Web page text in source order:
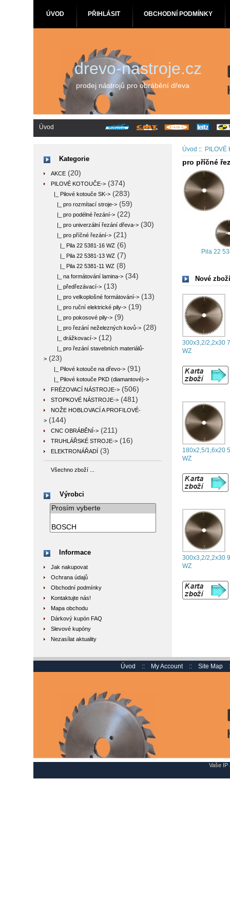
ÚVOD PŘIHLÁSIT OBCHODNÍ PODMÍNKY
drevo-nastroje.cz
prodej nástrojů pro obrábění dřeva
Úvod
Kategorie
AKCE (20)
PILOVÉ KOTOUČE-> (374)
|_ Pilové kotouče SK-> (283)
|_ pro rozmítací stroje-> (59)
|_ pro podélné řezání-> (22)
|_ pro univerzální řezání dřeva-> (30)
|_ pro příčné řezání-> (21)
|_ Pila 22 5381-16 WZ (6)
|_ Pila 22 5381-13 WZ (7)
|_ Pila 22 5381-11 WZ (8)
|_ na formátování lamina-> (34)
|_ předřezávací-> (13)
|_ pro velkoplošné formátování-> (13)
|_ pro ruční elektrické pily-> (19)
|_ pro pokosové pily-> (9)
|_ pro řezání neželezných kovů-> (28)
|_ drážkovací-> (12)
|_ pro řezání stavebních materiálů-
> (23)
|_ Pilové kotouče na dřevo-> (91)
|_ Pilové kotouče PKD (diamantové)->
FRÉZOVACÍ NÁSTROJE-> (506)
STOPKOVÉ NÁSTROJE-> (481)
NOŽE HOBLOVACÍ A PROFILOVÉ-
> (144)
CNC OBRÁBĚNÍ-> (211)
TRUHLÁŘSKÉ STROJE-> (16)
ELEKTRONÁŘADÍ (3)
Všechno zboží ...
Výrobci
Informace
Jak nakupovat
Ochrana údajů
Obchodní podmínky
Kontaktujte nás!
Mapa obchodu
Dárkový kupón FAQ
Slevové kupóny
Nezasílat aktuality
Úvod :: PILOVÉ
pro příčné
Pila 22
Nové
300x3,2/2,2x30
WZ
180x2,5/1,6x20
WZ
300x3,2/2,2x30
WZ
Úvod :: My Account :: Site Map
Vaše IP